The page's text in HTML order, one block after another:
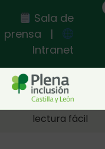
Sala de
prensa |
Intranet
Inicio >>
lectura fácil